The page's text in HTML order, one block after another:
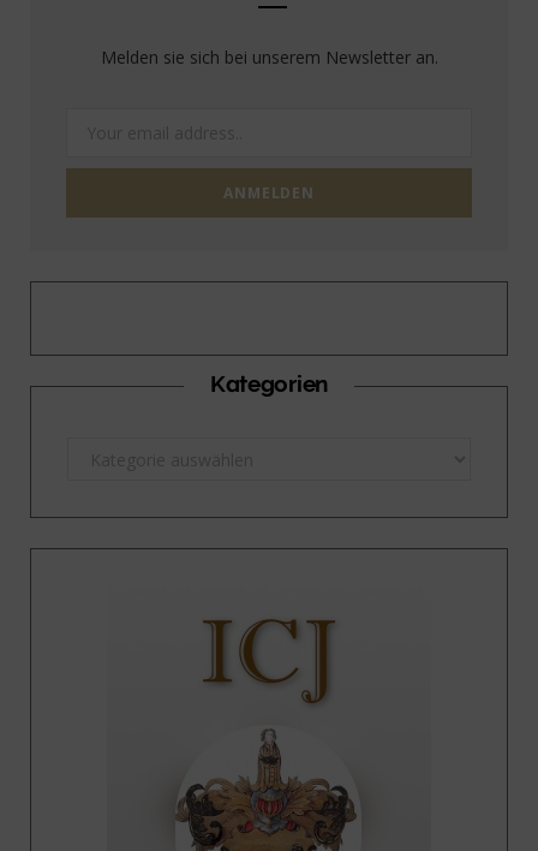
Melden sie sich bei unserem Newsletter an.
Kategorien